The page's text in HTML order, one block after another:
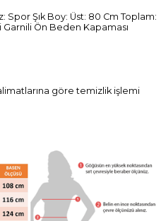
Spor Şık Boy: Üst: 80 Cm Toplam:
Ön Beden Kapaması
göre temizlik işlemi